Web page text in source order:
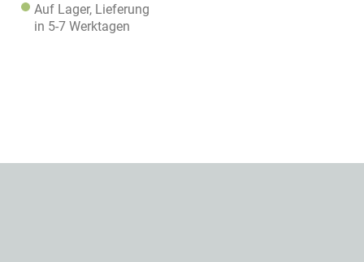
Auf Lager, Lieferung
in 5-7 Werktagen